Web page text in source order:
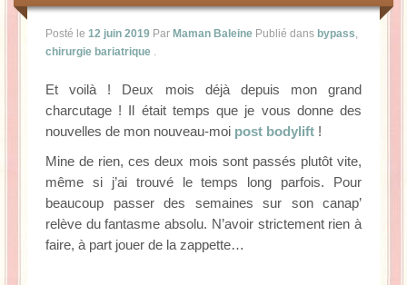
Vis ma vie de Baleine
La Baleine est de sortie
La Baleine se pomponne !
Ma période Weight Watchers
Posté le 12 juin 2019 Par Maman Baleine Publié dans bypass,
chirurgie bariatrique .
Et voilà ! Deux mois déjà depuis mon grand
charcutage ! Il était temps que je vous donne des
nouvelles de mon nouveau-moi post bodylift !
Mine de rien, ces deux mois sont passés plutôt vite,
même si j’ai trouvé le temps long parfois. Pour
beaucoup passer des semaines sur son canap’
relève du fantasme absolu. N’avoir strictement rien à
faire, à part jouer de la zappette…